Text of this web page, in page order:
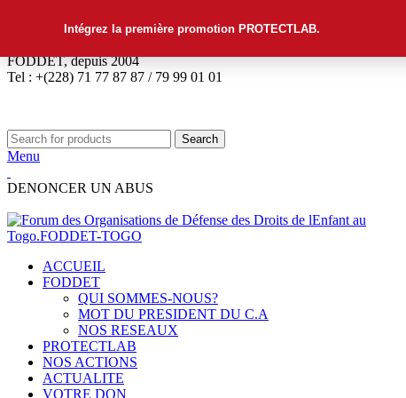
FODDET, depuis 2004
Tel : +(228) 71 77 87 87 / 79 99 01 01
Search
Menu
DENONCER UN ABUS
ACCUEIL
FODDET
QUI SOMMES-NOUS?
MOT DU PRESIDENT DU C.A
NOS RESEAUX
PROTECTLAB
NOS ACTIONS
ACTUALITE
VOTRE DON
Intégrez la première promotion PROTECTLAB.